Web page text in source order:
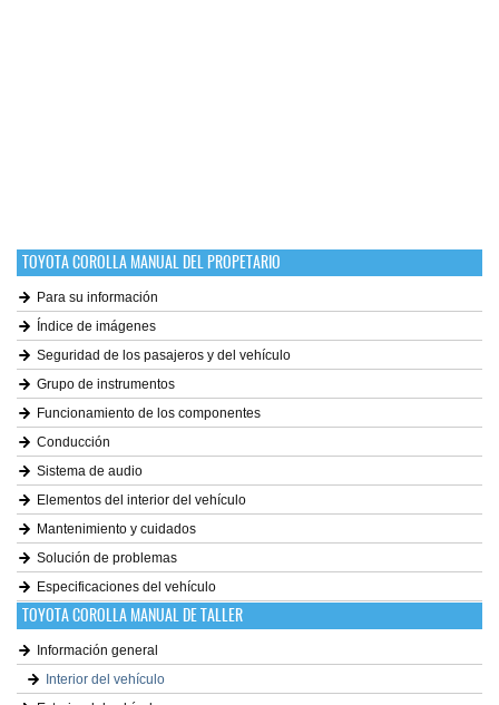
TOYOTA COROLLA MANUAL DEL PROPETARIO
Para su información
Índice de imágenes
Seguridad de los pasajeros y del vehículo
Grupo de instrumentos
Funcionamiento de los componentes
Conducción
Sistema de audio
Elementos del interior del vehículo
Mantenimiento y cuidados
Solución de problemas
Especificaciones del vehículo
TOYOTA COROLLA MANUAL DE TALLER
Información general
Interior del vehículo